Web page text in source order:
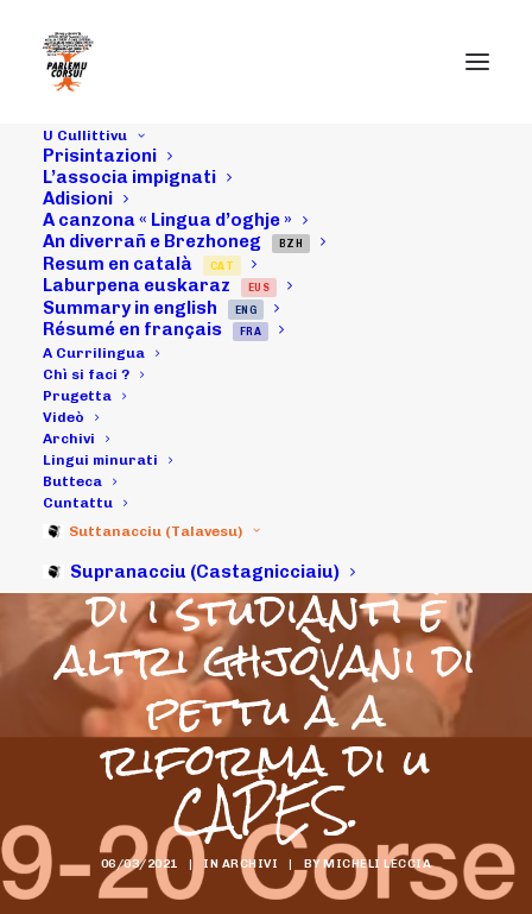
U Cullittivu
Prisintazioni
L’associa impignati
Adisioni
A canzona « Lingua d’oghje »
An diverrañ e Brezhoneg
BZH
Resum en català CAT
Laburpena euskaraz EUS
Summary in english ENG
Résumé en français FRA
A Currilingua
Chì si faci ?
Prugetta
Videò
Archivi
Lingui minurati
Butteca
Cuntattu
Suttanacciu (Talavesu)
Supranacciu (Castagnicciaiu)
06/03/21 :
prisenza in
Corti di
“Parlemu
Corsu!” par vìa
di “i ghjòvani di
Parlemu Corsu!”,
à a cunfarenza
di i studianti è
altri ghjòvani di
pettu à a
riforma di u
CAPES.
06/03/2021 | IN ARCHIVI | BYMICHELI LECCIA